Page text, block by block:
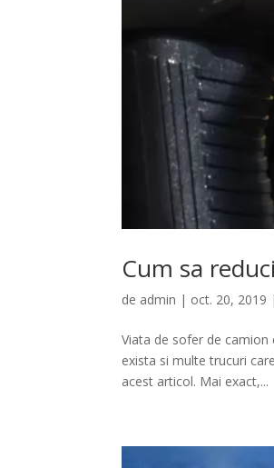
Cum sa
de admin | oct. 20, 2019 |
Viata de sofer de
exista si multe trucuri
acest articol. Mai exact,...